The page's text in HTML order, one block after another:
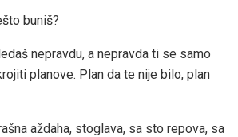
buniš?
nepravdu, a nepravda ti se samo
planove. Plan da te nije bilo, plan
aždaha, stoglava, sa sto repova, sa